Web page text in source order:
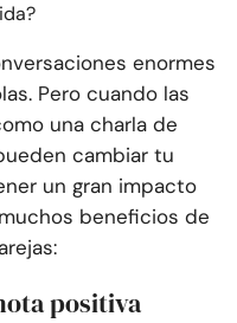
enormes
Pero cuando las
una charla de
cambiar tu
un gran impacto
beneficios de
positiva